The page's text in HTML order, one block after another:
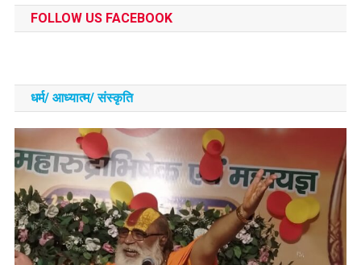
FOLLOW US FACEBOOK
धर्म/ आध्‍यात्‍म/ संस्‍कृति